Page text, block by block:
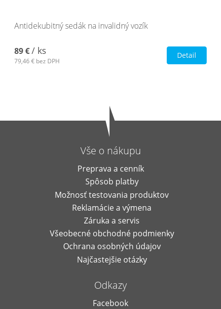
Antidekubitný sedák na invalidný vozík
89 €/ ks
79,46 € bez DPH
Detail
Vše o nákupu
Preprava a cenník
Spôsob platby
Možnosť testovania produktov
Reklamácie a výmena
Záruka a servis
Všeobecné obchodné podmienky
Ochrana osobných údajov
Najčastejšie otázky
Odkazy
Facebook